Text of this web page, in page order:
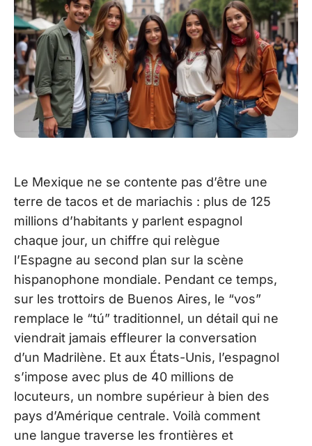
Le Mexique ne se contente pas d’être une
terre de tacos et de mariachis : plus de 125
millions d’habitants y parlent espagnol
chaque jour, un chiffre qui relègue
l’Espagne au second plan sur la scène
hispanophone mondiale. Pendant ce temps,
sur les trottoirs de Buenos Aires, le “vos”
remplace le “tú” traditionnel, un détail qui ne
viendrait jamais effleurer la conversation
d’un Madrilène. Et aux États-Unis, l’espagnol
s’impose avec plus de 40 millions de
locuteurs, un nombre supérieur à bien des
pays d’Amérique centrale. Voilà comment
une langue traverse les frontières et